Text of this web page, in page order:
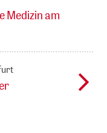
Medizin am